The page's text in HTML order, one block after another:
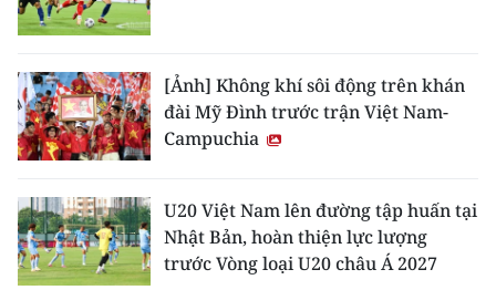
[Ảnh] Không khí sôi động trên khán
đài Mỹ Đình trước trận Việt Nam-
Campuchia
U20 Việt Nam lên đường tập huấn tại
Nhật Bản, hoàn thiện lực lượng
trước Vòng loại U20 châu Á 2027